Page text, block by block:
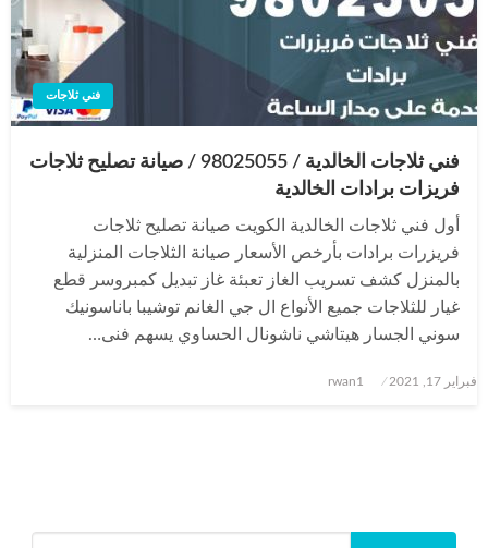
فني ثلاجات
فني ثلاجات الخالدية / 98025055 / صيانة تصليح ثلاجات
فريزات برادات الخالدية
أول فني ثلاجات الخالدية الكويت صيانة تصليح ثلاجات
فريزرات برادات بأرخص الأسعار صيانة الثلاجات المنزلية
بالمنزل كشف تسريب الغاز تعبئة غاز تبديل كمبروسر قطع
غيار للثلاجات جميع الأنواع ال جي الغانم توشيبا باناسونيك
سوني الجسار هيتاشي ناشونال الحساوي يسهم فنى…
نُشر
فبراير 17, 2021 rwan1